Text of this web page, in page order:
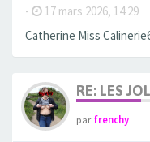
- 17 mars 2026, 14:29
Catherine Miss
RE: LES
parfrenchy